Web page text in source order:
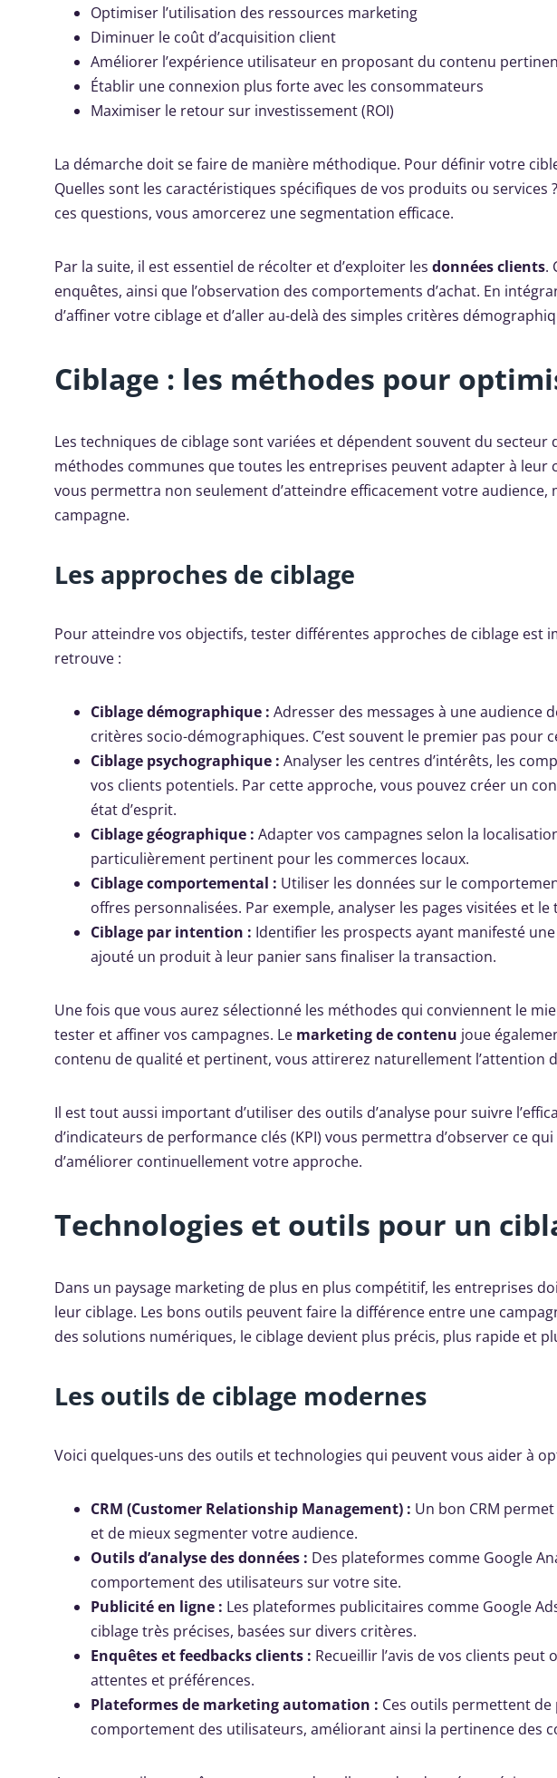
Optimiser l’utilisation des ressources marketing
Diminuer le coût d’acquisition client
Améliorer l’expérience utilisateur en proposant du contenu
Établir une connexion plus forte avec les consommateurs
Maximiser le retour sur investissement (ROI)
La démarche doit se faire de manière méthodique. Pour définir votre
Quelles sont les caractéristiques spécifiques de vos produits ou services
ces questions, vous amorcerez une segmentation efficace.
Par la suite, il est essentiel de récolter et d’exploiter les données clients.
enquêtes, ainsi que l’observation des comportements d’achat. En
d’affiner votre ciblage et d’aller au-delà des simples critères
Ciblage : les méthodes pour
Les techniques de ciblage sont variées et dépendent souvent du secteur
méthodes communes que toutes les entreprises peuvent adapter à leur
vous permettra non seulement d’atteindre efficacement votre audience,
campagne.
Les approches de ciblage
Pour atteindre vos objectifs, tester différentes approches de ciblage est
retrouve :
Ciblage démographique : Adresser des messages à une audience
critères socio-démographiques. C’est souvent le premier pas pour
Ciblage psychographique : Analyser les centres d’intérêts, les
vos clients potentiels. Par cette approche, vous pouvez créer un
état d’esprit.
Ciblage géographique : Adapter vos campagnes selon la
particulièrement pertinent pour les commerces locaux.
Ciblage comportemental : Utiliser les données sur le
offres personnalisées. Par exemple, analyser les pages visitées et
Ciblage par intention : Identifier les prospects ayant manifesté
ajouté un produit à leur panier sans finaliser la transaction.
Une fois que vous aurez sélectionné les méthodes qui conviennent le
tester et affiner vos campagnes. Le marketing de contenu joue
contenu de qualité et pertinent, vous attirerez naturellement l’attention
Il est tout aussi important d’utiliser des outils d’analyse pour suivre
d’indicateurs de performance clés (KPI) vous permettra d’observer ce
d’améliorer continuellement votre approche.
Technologies et outils pour un
Dans un paysage marketing de plus en plus compétitif, les entreprises
leur ciblage. Les bons outils peuvent faire la différence entre une
des solutions numériques, le ciblage devient plus précis, plus rapide et
Les outils de ciblage modernes
Voici quelques-uns des outils et technologies qui peuvent vous aider à
CRM (Customer Relationship Management) : Un bon CRM
et de mieux segmenter votre audience.
Outils d’analyse des données : Des plateformes comme Google
comportement des utilisateurs sur votre site.
Publicité en ligne : Les plateformes publicitaires comme Google
ciblage très précises, basées sur divers critères.
Enquêtes et feedbacks clients : Recueillir l’avis de vos clients
attentes et préférences.
Plateformes de marketing automation : Ces outils permettent
comportement des utilisateurs, améliorant ainsi la pertinence des